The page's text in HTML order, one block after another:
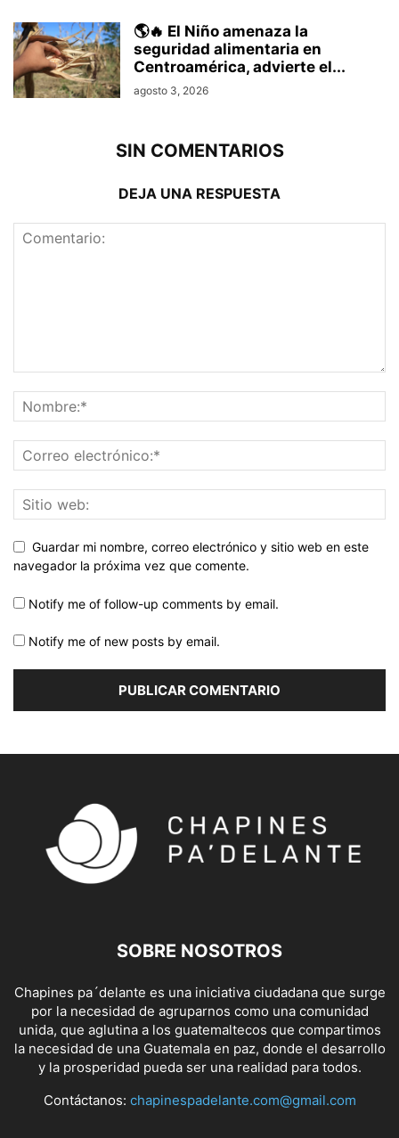
🌎🔥 El Niño amenaza la
seguridad alimentaria en
Centroamérica, advierte el...
agosto 3, 2026
SIN COMENTARIOS
DEJA UNA RESPUESTA
Guardar mi nombre, correo electrónico y sitio web en este
navegador la próxima vez que comente.
Notify me of follow-up comments by email.
Notify me of new posts by email.
SOBRE NOSOTROS
Chapines pa´delante es una iniciativa ciudadana que surge
por la necesidad de agruparnos como una comunidad
unida, que aglutina a los guatemaltecos que compartimos
la necesidad de una Guatemala en paz, donde el desarrollo
y la prosperidad pueda ser una realidad para todos.
Contáctanos: chapinespadelante.com@gmail.com